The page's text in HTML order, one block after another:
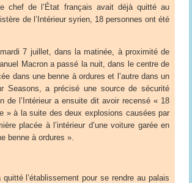
chef de l’État français avait déjà quitté au
de l’Intérieur syrien, 18 personnes ont été
7 juillet, dans la matinée, à proximité de
Macron a passé la nuit, dans le centre de
dans une benne à ordures et l’autre dans un
Seasons, a précisé une source de sécurité
de l’Intérieur a ensuite dit avoir recensé « 18
» à la suite des deux explosions causées par
placée à l’intérieur d’une voiture garée en
benne à ordures ».
l’établissement pour se rendre au palais